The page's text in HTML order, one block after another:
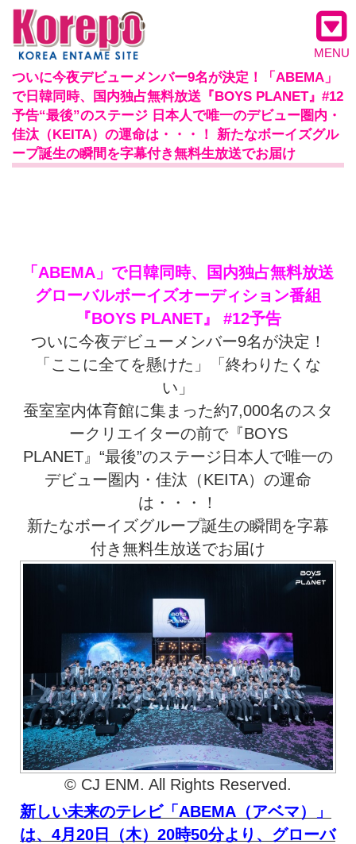
MENU
ついに今夜デビューメンバー9名が決定！「ABEMA」
で日韓同時、国内独占無料放送『BOYS PLANET』#12
予告“最後”のステージ 日本人で唯一のデビュー圏内・
佳汰（KEITA）の運命は・・・！ 新たなボーイズグル
ープ誕生の瞬間を字幕付き無料生放送でお届け
「ABEMA」で日韓同時、国内独占無料放送
グローバルボーイズオーディション番組
『BOYS PLANET』 #12予告
ついに今夜デビューメンバー9名が決定！
「ここに全てを懸けた」「終わりたくな
い」
蚕室室内体育館に集まった約7,000名のスタ
ークリエイターの前で『BOYS
PLANET』“最後”のステージ日本人で唯一の
デビュー圏内・佳汰（KEITA）の運命
は・・・！
新たなボーイズグループ誕生の瞬間を字幕
付き無料生放送でお届け
© CJ ENM. All Rights Reserved.
新しい未来のテレビ「ABEMA（アベマ）」
は、4月20日（木）20時50分より、グローバ